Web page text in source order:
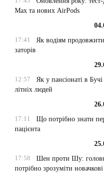
Max та нових AirPods
17:41
Як водіям
заторів
12:57
Як у пансіонаті в
літніх людей
17:11
Що потрібно знати
пацієнта
17:58
Шен проти Шу:
потрібно зрозуміти новачкові